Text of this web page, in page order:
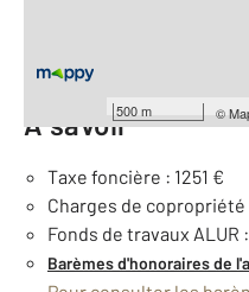
500 m ©
À savoir
Taxe foncière : 1251 €
Charges de copropriété
Fonds de travaux ALUR
Barèmes d'honoraires de